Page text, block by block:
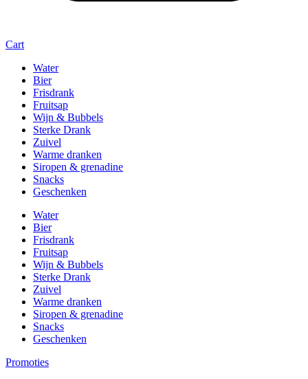
Cart
Water
Bier
Frisdrank
Fruitsap
Wijn & Bubbels
Sterke Drank
Zuivel
Warme dranken
Siropen & grenadine
Snacks
Geschenken
Water
Bier
Frisdrank
Fruitsap
Wijn & Bubbels
Sterke Drank
Zuivel
Warme dranken
Siropen & grenadine
Snacks
Geschenken
Promoties